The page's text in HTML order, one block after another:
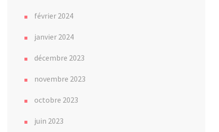
février 2024
janvier 2024
décembre 2023
novembre 2023
octobre 2023
juin 2023